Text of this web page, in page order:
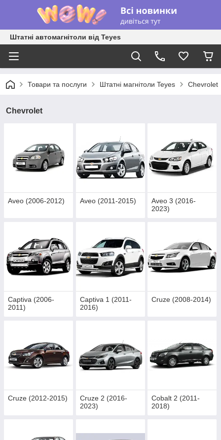
Штатні автомагнітоли від Teyes
Товари та послуги Штатні магнітоли Teyes Chevrolet
Chevrolet
Aveo (2006-2012) Aveo (2011-2015)
Aveo 3 (2016-
2023)
Captiva (2006-
2011)
Captiva 1 (2011-
2016)
Cruze (2008-2014)
Cruze (2012-2015)
Cruze 2 (2016-
2023)
Cobalt 2 (2011-
2018)